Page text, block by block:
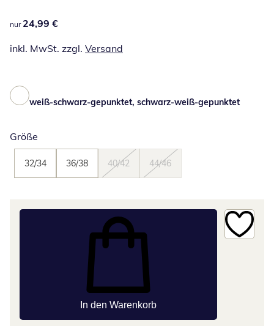
24,99 €
nur 24,99 €
inkl. MwSt. zzgl. Versand
weiß-schwarz-gepunktet, schwarz-weiß-gepunktet
Größe
32/34 36/38 40/42 44/46
In den Warenkorb